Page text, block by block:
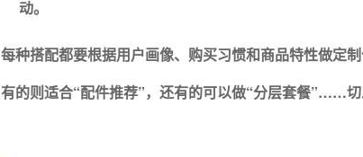
动。
每种搭配都要根据用户画像、购买习惯和商品特性做定制
有的则适合“配件推荐”，还有的可以做“分层套餐”……切